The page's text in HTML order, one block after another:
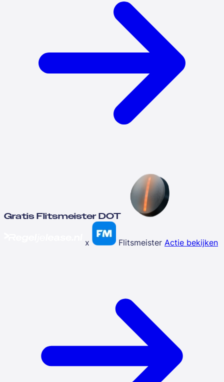
Gratis Flitsmeister DOT
x Flitsmeister Actie bekijken